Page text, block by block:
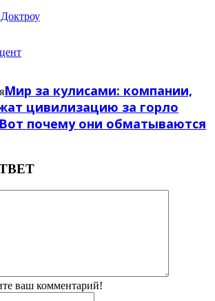
Мир за кулисами: компании,
цивилизацию за горло
Вот почему они обматываются
ваш комментарий!